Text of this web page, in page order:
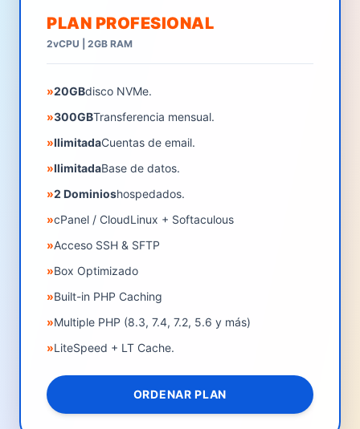
PLAN PROFESIONAL
2vCPU | 2GB RAM
»20GBdisco NVMe.
»300GBTransferencia mensual.
»IlimitadaCuentas de email.
»IlimitadaBase de datos.
»2 Dominioshospedados.
»cPanel / CloudLinux + Softaculous
»Acceso SSH & SFTP
»Box Optimizado
»Built-in PHP Caching
»Multiple PHP (8.3, 7.4, 7.2, 5.6 y más)
»LiteSpeed + LT Cache.
ORDENAR PLAN